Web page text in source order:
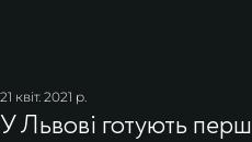
У Львові готують
21 квіт. 2021 р.